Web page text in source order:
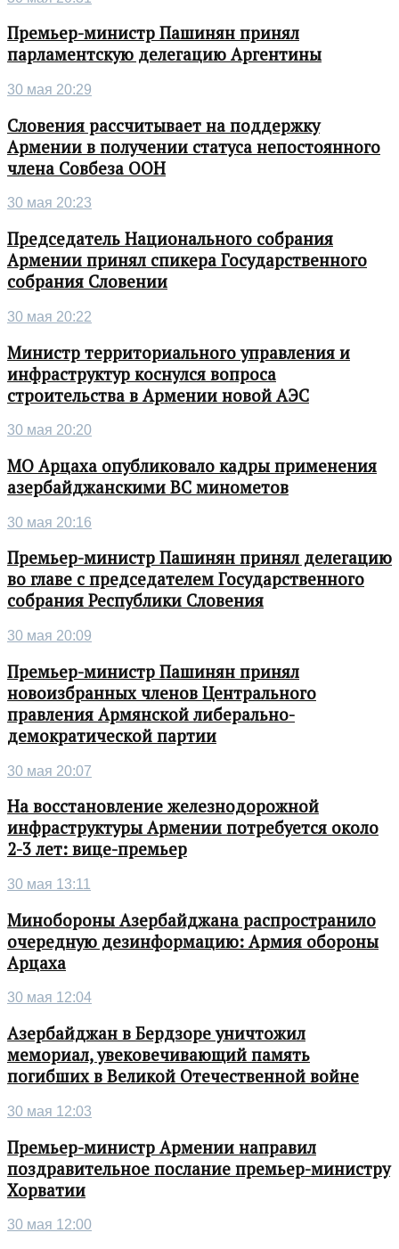
Премьер-министр Пашинян принял
парламентскую делегацию Аргентины
30 мая 20:29
Словения рассчитывает на поддержку
Армении в получении статуса непостоянного
члена Совбеза ООН
30 мая 20:23
Председатель Национального собрания
Армении принял спикера Государственного
собрания Словении
30 мая 20:22
Министр территориального управления и
инфраструктур коснулся вопроса
строительства в Армении новой АЭС
30 мая 20:20
МО Арцаха опубликовало кадры применения
азербайджанскими ВС минометов
30 мая 20:16
Премьер-министр Пашинян принял делегацию
во главе с председателем Государственного
собрания Республики Словения
30 мая 20:09
Премьер-министр Пашинян принял
новоизбранных членов Центрального
правления Армянской либерально-
демократической партии
30 мая 20:07
На восстановление железнодорожной
инфраструктуры Армении потребуется около
2-3 лет: вице-премьер
30 мая 13:11
Минобороны Азербайджана распространило
очередную дезинформацию: Армия обороны
Арцаха
30 мая 12:04
Азербайджан в Бердзоре уничтожил
мемориал, увековечивающий память
погибших в Великой Отечественной войне
30 мая 12:03
Премьер-министр Армении направил
поздравительное послание премьер-министру
Хорватии
30 мая 12:00